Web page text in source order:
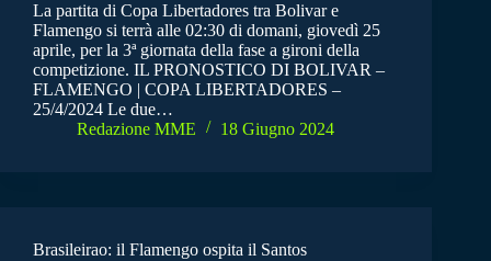
La partita di Copa Libertadores tra Bolivar e
Flamengo si terrà alle 02:30 di domani, giovedì 25
aprile, per la 3ª giornata della fase a gironi della
competizione. IL PRONOSTICO DI BOLIVAR –
FLAMENGO | COPA LIBERTADORES –
25/4/2024 Le due…
Redazione MME
18 Giugno 2024
Brasileirao: il Flamengo ospita il Santos